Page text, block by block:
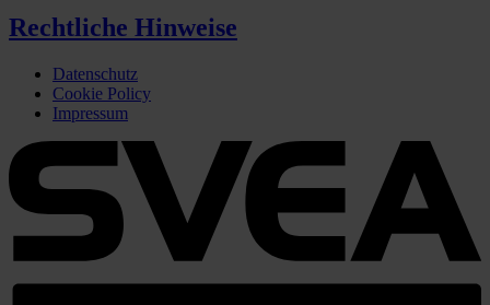
Rechtliche Hinweise
Datenschutz
Cookie Policy
Impressum